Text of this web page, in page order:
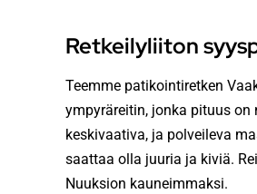
Retkeilyliiton
Teemme patikointiretken
ympyräreitin, jonka pituus
keskivaativa, ja polveileva
saattaa olla juuria ja kiviä.
Nuuksion kauneimmaksi.